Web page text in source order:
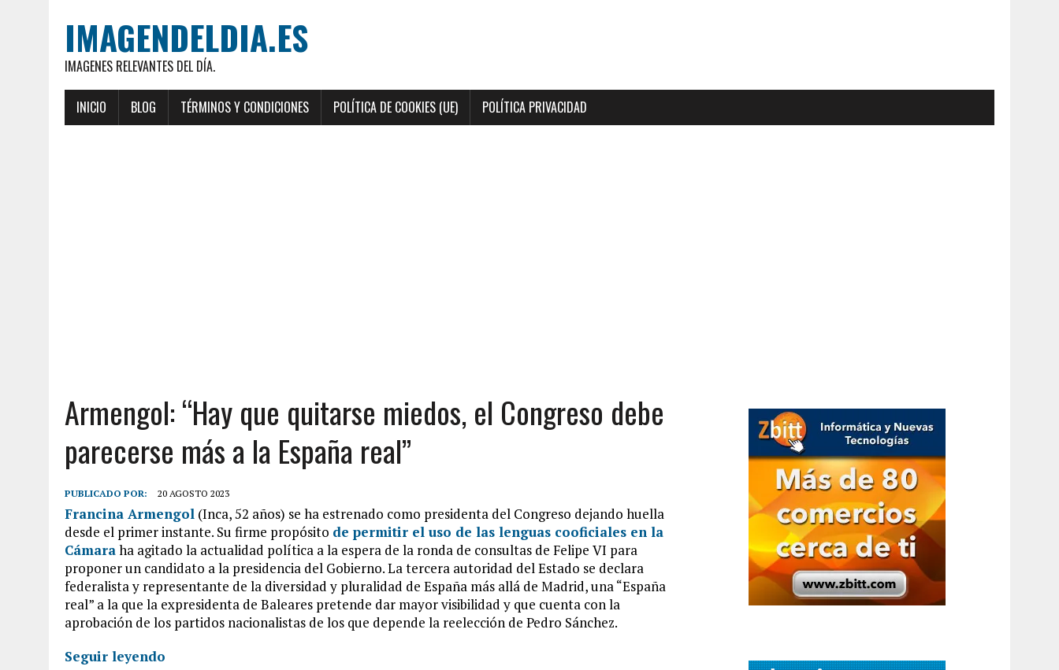
IMAGENDELDIA.ES
IMAGENES RELEVANTES DEL DÍA.
INICIO BLOG TÉRMINOS Y CONDICIONES POLÍTICA DE COOKIES (UE) POLÍTICA PRIVACIDAD
Armengol: “Hay que quitarse miedos, el Congreso debe
parecerse más a la España real”
PUBLICADO POR: 20 AGOSTO 2023
Francina Armengol (Inca, 52 años) se ha estrenado como presidenta del Congreso dejando huella
desde el primer instante. Su firme propósito de permitir el uso de las lenguas cooficiales en la
Cámaraha agitado la actualidad política a la espera de la ronda de consultas de Felipe VI para
proponer un candidato a la presidencia del Gobierno. La tercera autoridad del Estado se declara
federalista y representante de la diversidad y pluralidad de España más allá de Madrid, una “España
real” a la que la expresidenta de Baleares pretende dar mayor visibilidad y que cuenta con la
aprobación de los partidos nacionalistas de los que depende la reelección de Pedro Sánchez.
Seguir leyendo